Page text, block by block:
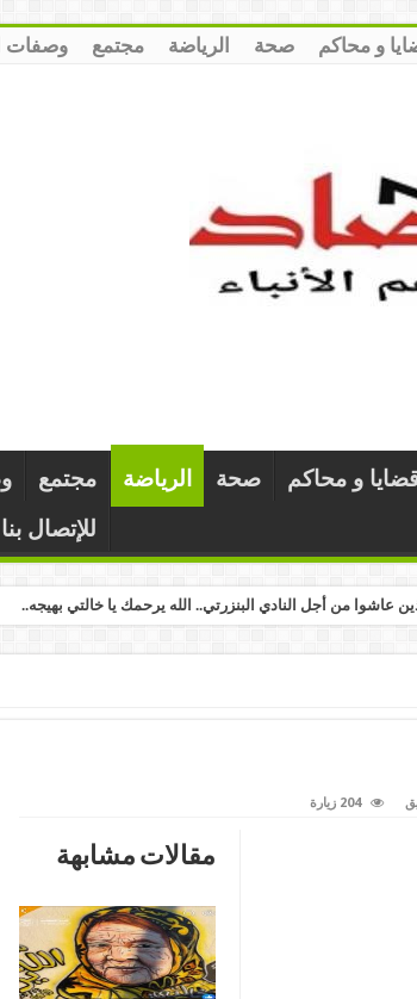
و محاكم صحة الرياضة مجتمع وصفات
و محاكم صحة الرياضة مجتمع
للإتصال بنا
عاشوا من أجل النادي البنزرتي.. الله يرحمك يا خالتي بهيجه..
204 زيارة
مقالات مشابهة